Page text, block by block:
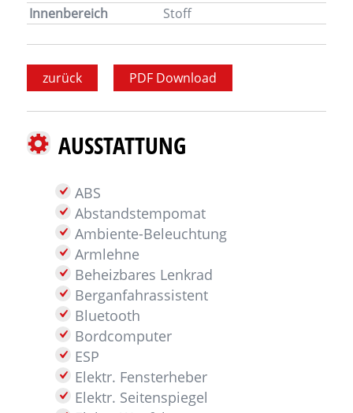
Innenbereich
Stoff
zurück PDF Download
AUSSTATTUNG
ABS
Abstandstempomat
Ambiente-Beleuchtung
Armlehne
Beheizbares Lenkrad
Berganfahrassistent
Bluetooth
Bordcomputer
ESP
Elektr. Fensterheber
Elektr. Seitenspiegel